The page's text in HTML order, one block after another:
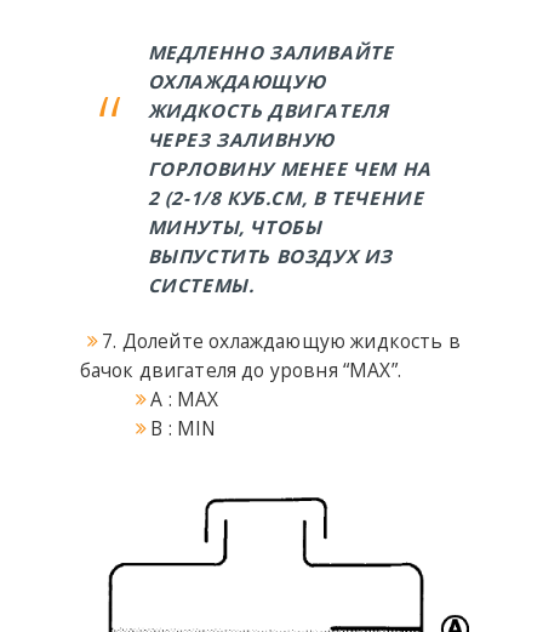
МЕДЛЕННО ЗАЛИВАЙТЕ
ОХЛАЖДАЮЩУЮ
ЖИДКОСТЬ ДВИГАТЕЛЯ
ЧЕРЕЗ ЗАЛИВНУЮ
ГОРЛОВИНУ МЕНЕЕ ЧЕМ НА
2 (2-1/8 КУБ.СМ, В ТЕЧЕНИЕ
МИНУТЫ, ЧТОБЫ
ВЫПУСТИТЬ ВОЗДУХ ИЗ
СИСТЕМЫ.
7. Долейте охлаждающую жидкость в
бачок двигателя до уровня “MAX”.
A : MAX
B : MIN